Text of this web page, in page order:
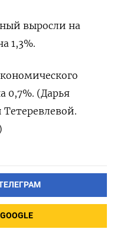
выросли на
1,3%.
0,7%. (Дарья
Тетеревлевой.